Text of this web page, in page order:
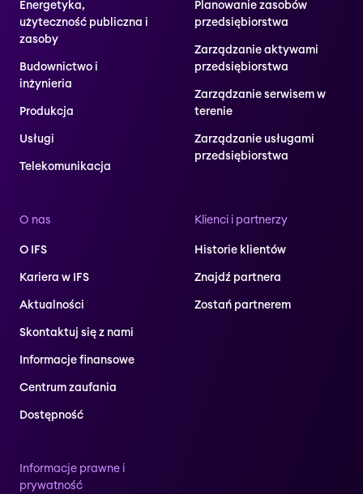
Energetyka,
użyteczność publiczna i
zasoby
Budownictwo i
inżynieria
Produkcja
Usługi
Telekomunikacja
Planowanie zasobów
przedsiębiorstwa
Zarządzanie aktywami
przedsiębiorstwa
Zarządzanie serwisem w
terenie
Zarządzanie usługami
przedsiębiorstwa
O nas
O IFS
Kariera w IFS
Aktualności
Skontaktuj się z nami
Informacje finansowe
Centrum zaufania
Dostępność
Klienci i partnerzy
Historie klientów
Znajdź partnera
Zostań partnerem
Informacje prawne i
prywatność